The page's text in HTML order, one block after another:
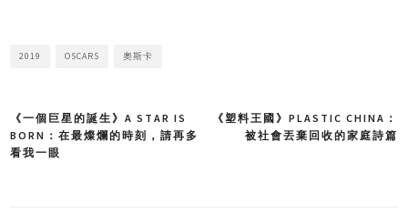
2019 OSCARS 奧斯卡
Post
navigation
《塑料王國》PLASTIC CHINA：
被社會丟棄回收的家庭詩篇
《一個巨星的誕生》A STAR IS
BORN：在最燦爛的時刻，請再多
看我一眼